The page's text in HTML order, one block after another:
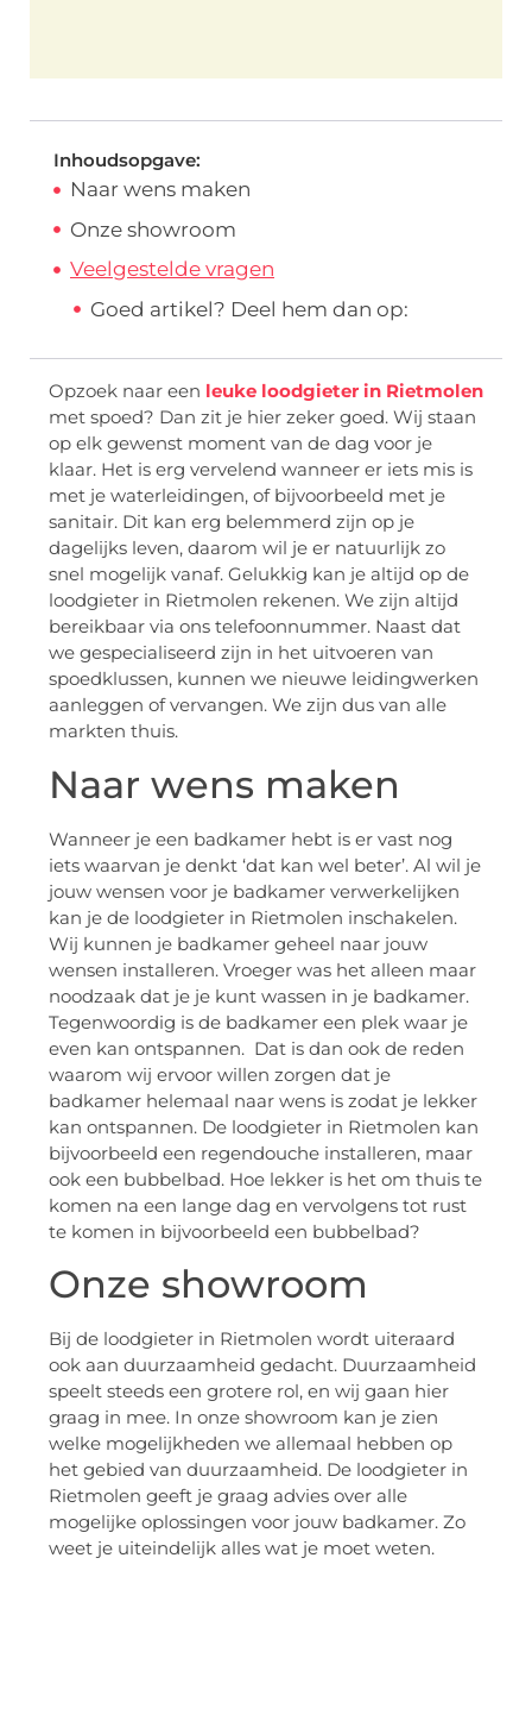
Inhoudsopgave:
Naar wens maken
Onze showroom
Veelgestelde vragen
Goed artikel? Deel hem dan op:
Opzoek naar een leuke loodgieter in Rietmolen
met spoed? Dan zit je hier zeker goed. Wij staan
op elk gewenst moment van de dag voor je
klaar. Het is erg vervelend wanneer er iets mis is
met je waterleidingen, of bijvoorbeeld met je
sanitair. Dit kan erg belemmerd zijn op je
dagelijks leven, daarom wil je er natuurlijk zo
snel mogelijk vanaf. Gelukkig kan je altijd op de
loodgieter in Rietmolen rekenen. We zijn altijd
bereikbaar via ons telefoonnummer. Naast dat
we gespecialiseerd zijn in het uitvoeren van
spoedklussen, kunnen we nieuwe leidingwerken
aanleggen of vervangen. We zijn dus van alle
markten thuis.
Naar wens maken
Wanneer je een badkamer hebt is er vast nog
iets waarvan je denkt ‘dat kan wel beter’. Al wil je
jouw wensen voor je badkamer verwerkelijken
kan je de loodgieter in Rietmolen inschakelen.
Wij kunnen je badkamer geheel naar jouw
wensen installeren. Vroeger was het alleen maar
noodzaak dat je je kunt wassen in je badkamer.
Tegenwoordig is de badkamer een plek waar je
even kan ontspannen. Dat is dan ook de reden
waarom wij ervoor willen zorgen dat je
badkamer helemaal naar wens is zodat je lekker
kan ontspannen. De loodgieter in Rietmolen kan
bijvoorbeeld een regendouche installeren, maar
ook een bubbelbad. Hoe lekker is het om thuis te
komen na een lange dag en vervolgens tot rust
te komen in bijvoorbeeld een bubbelbad?
Onze showroom
Bij de loodgieter in Rietmolen wordt uiteraard
ook aan duurzaamheid gedacht. Duurzaamheid
speelt steeds een grotere rol, en wij gaan hier
graag in mee. In onze showroom kan je zien
welke mogelijkheden we allemaal hebben op
het gebied van duurzaamheid. De loodgieter in
Rietmolen geeft je graag advies over alle
mogelijke oplossingen voor jouw badkamer. Zo
weet je uiteindelijk alles wat je moet weten.